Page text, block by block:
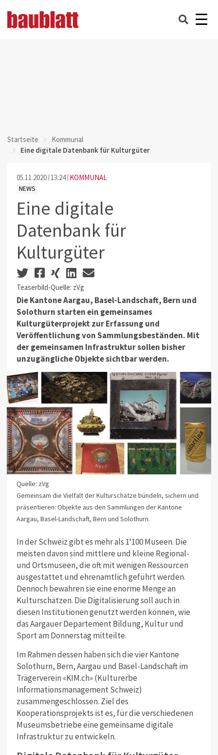
Startseite
Kommunal
Eine digitale Datenbank für Kulturgüter
05.11.2020 13:24 KOMMUNAL
NEWS
Eine digitale
Datenbank für
Kulturgüter
Teaserbild-Quelle: zVg
Die Kantone Aargau, Basel-Landschaft, Bern und
Solothurn starten ein gemeinsames
Kulturgüterprojekt zur Erfassung und
Veröffentlichung von Sammlungsbeständen. Mit
der gemeinsamen Infrastruktur sollen bisher
unzugängliche Objekte sichtbar werden.
Quelle: zVg
Gemeinsam die Vielfalt der Kulturschätze bündeln, sichern und
präsentieren: Objekte aus den Sammlungen der Kantone
Aargau, Basel-Landschaft, Bern und Solothurn.
In der Schweiz gibt es mehr als 1‘100 Museen. Die
meisten davon sind mittlere und kleine Regional-
und Ortsmuseen, die oft mit wenigen Ressourcen
ausgestattet und ehrenamtlich geführt werden.
Dennoch bewahren sie eine enorme Menge an
Kulturschätzen. Die Digitalisierung soll auch in
diesen Institutionen genutzt werden können, wie
das Aargauer Departement Bildung, Kultur und
Sport am Donnerstag mitteilte.
Im Rahmen dessen haben sich die vier Kantone
Solothurn, Bern, Aargau und Basel-Landschaft im
Trägerverein «KIM.ch» (Kulturerbe
Informationsmanagement Schweiz)
zusammengeschlossen. Ziel des
Kooperationsprojekts ist es, für die verschiedenen
Museumsbetriebe eine gemeinsame digitale
Infrastruktur zu entwickeln.